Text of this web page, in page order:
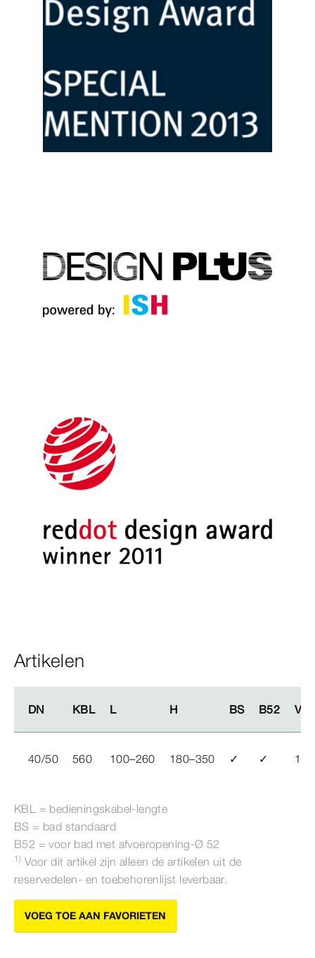
Artikelen
DN KBL L H BS B52 VE
DN KBL L H BS B52 VE
40/50 560 100–260 180–350 ✓ ✓ 1
KBL = bedieningskabel-​lengte
BS = bad standaard
B52 = voor bad met afvoeropening-Ø 52
1) Voor dit artikel zijn alleen de artikelen uit de
reservedelen- en toebehorenlijst leverbaar.
VOEG TOE AAN FAVORIETEN